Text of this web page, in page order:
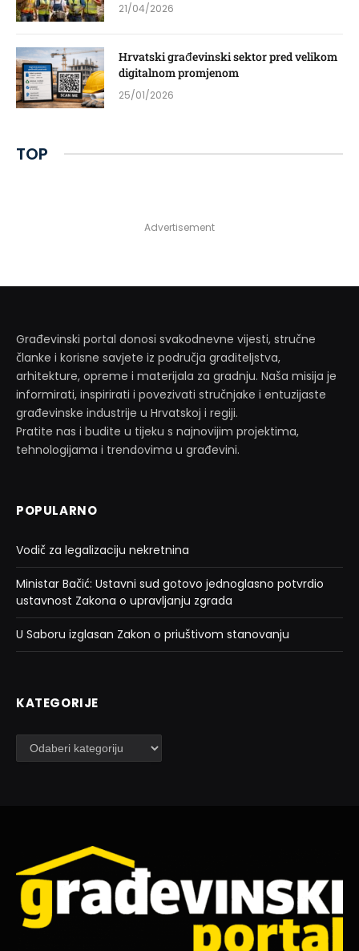
21/04/2026
Hrvatski građevinski sektor pred velikom
digitalnom promjenom
25/01/2026
TOP
Advertisement
Građevinski portal donosi svakodnevne vijesti, stručne
članke i korisne savjete iz područja graditeljstva,
arhitekture, opreme i materijala za gradnju. Naša misija je
informirati, inspirirati i povezivati stručnjake i entuzijaste
građevinske industrije u Hrvatskoj i regiji.
Pratite nas i budite u tijeku s najnovijim projektima,
tehnologijama i trendovima u građevini.
POPULARNO
Vodič za legalizaciju nekretnina
Ministar Bačić: Ustavni sud gotovo jednoglasno potvrdio
ustavnost Zakona o upravljanju zgrada
U Saboru izglasan Zakon o priuštivom stanovanju
KATEGORIJE
Kategorije